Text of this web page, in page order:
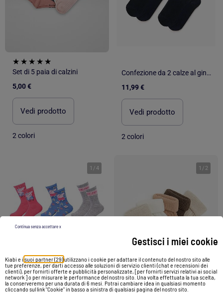
Gestisci i miei cookie
Kiabi e i suoi partner (29)utilizzano i cookie per adattare il contenuto del nostro sito alle
tue preferenze, per darti accesso alle soluzioni di servizio clienti (chat e recensioni dei
clienti), per fornirti offerte e pubblicità personalizzate, [per fornirti servizi relativi ai social
network ] o per misurare le performance del nostro sito. Una volta effettuata la tua scelta,
la conserveremo per una durata di 6 mesi. Potrai cambiare idea in qualsiasi momento
cliccando sul link "Cookie" in basso a sinistra di qualsiasi pagina del nostro sito.
Continua senza accettare x
Set di 5 paia di calzini
5,00 €
Vedi prodotto
2 colori
Confezione da 2 calze al ginocchio con fiocco
11,99 €
Vedi prodotto
2 colori
1 /4
-50%
1 / 2